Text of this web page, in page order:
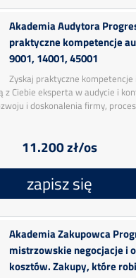
Akademia Audytora
praktyczne kompetencje
9001, 14001, 45001
Zyskaj praktyczne
z Ciebie eksperta w audycie i
i doskonalenia firmy,
11.200 zł/os
zapisz się
Akademia Zakupowca
mistrzowskie negocjacje i
kosztów. Zakupy, które